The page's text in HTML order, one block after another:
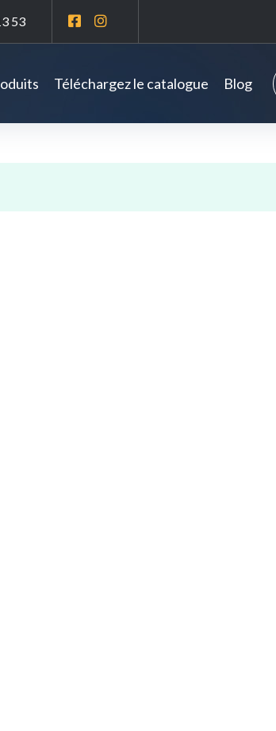
53
Téléchargez le catalogue Blog